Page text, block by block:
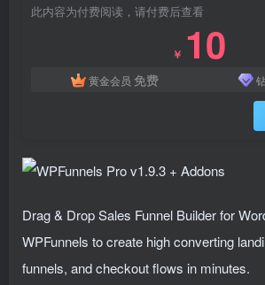
此内容为付费阅读，请付费后查看
￥ 10
黄金会员 免费
Drag & Drop Sales Funnel Builder for
WPFunnels to create high converting
funnels, and checkout flows in minutes.